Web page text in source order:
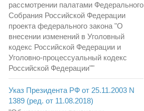
рассмотрении палатами Федерального
Собрания Российской Федерации
проекта федерального закона "О
внесении изменений в Уголовный
кодекс Российской Федерации и
Уголовно-процессуальный кодекс
Российской Федерации""
Указ Президента РФ от 25.11.2003 N
1389 (ред. от 11.08.2018)